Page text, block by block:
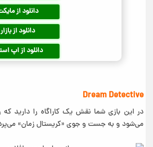
دانلود از
دانلود از بازار
دانلود از اپ
Dream Detective
در این بازی شما نقش یک کاراگاه را دارید که
می‌شود و به جست و جوی «کریستال زمان»